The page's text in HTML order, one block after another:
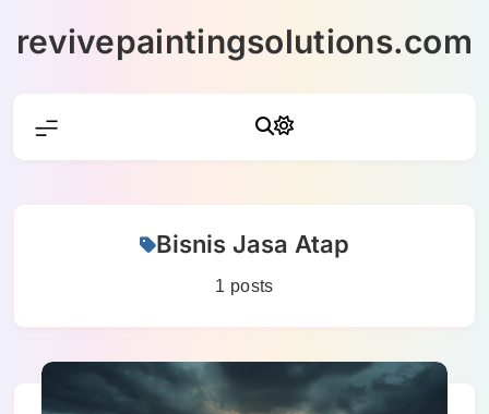
revivepaintingsolutions.com
Bisnis Jasa Atap
1 posts